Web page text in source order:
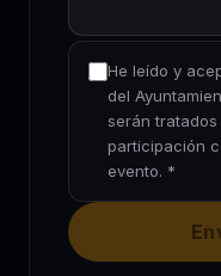
He leído y
del
serán
participación
evento. *